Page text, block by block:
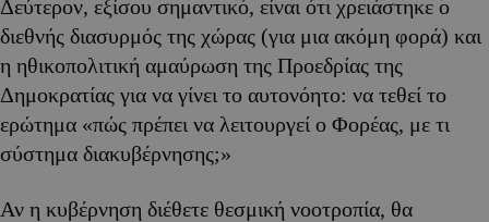
Δεύτερον, εξίσου σημαντικό, είναι ότι χρειάστηκε ο
διεθνής διασυρμός της χώρας (για μια ακόμη φορά) και
η ηθικοπολιτική αμαύρωση της Προεδρίας της
Δημοκρατίας για να γίνει το αυτονόητο: να τεθεί το
ερώτημα «πώς πρέπει να λειτουργεί ο Φορέας, με τι
σύστημα διακυβέρνησης;»
Αν η κυβέρνηση διέθετε θεσμική νοοτροπία, θα